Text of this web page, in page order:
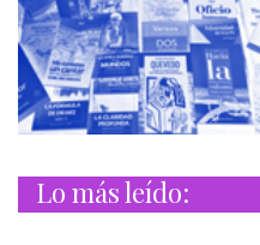
Lo más leído: